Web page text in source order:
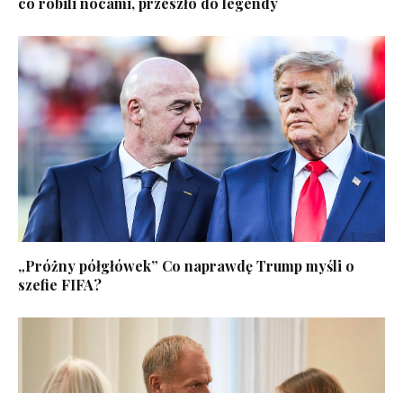
„Próżny półgłówek” Co naprawdę Trump myśli o
szefie FIFA?